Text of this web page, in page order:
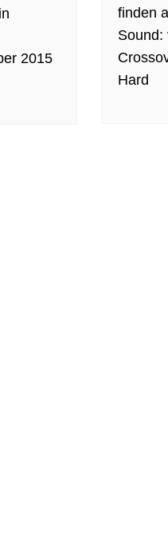
2015
finden
Sound:
Hard